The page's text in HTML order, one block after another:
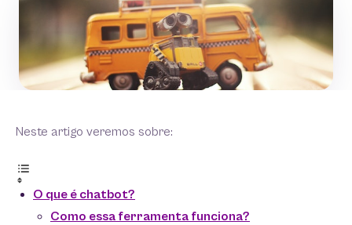
Neste artigo veremos sobre:
O que é chatbot?
Como essa ferramenta funciona?